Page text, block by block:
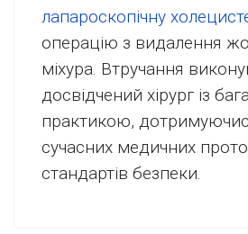
лапароскопічну
операцію з видалення
міхура. Втручання
досвідчений хірург із
практикою,
сучасних медичних
стандартів безпеки.